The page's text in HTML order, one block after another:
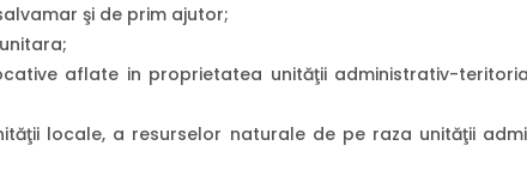
şi de prim ajutor;
aflate in proprietatea unităţii administrativ-
locale, a resurselor naturale de pe raza unităţii